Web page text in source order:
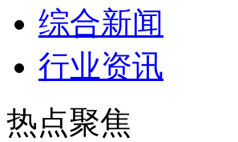
综合新闻
行业资讯
热点聚焦